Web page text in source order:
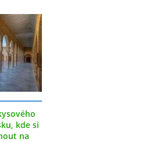
kde si
na